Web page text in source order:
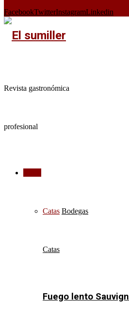
FacebookTwitterInstagramLinkedin
Revista gastronómica
profesional
Catas Bodegas
Catas
Fuego lento